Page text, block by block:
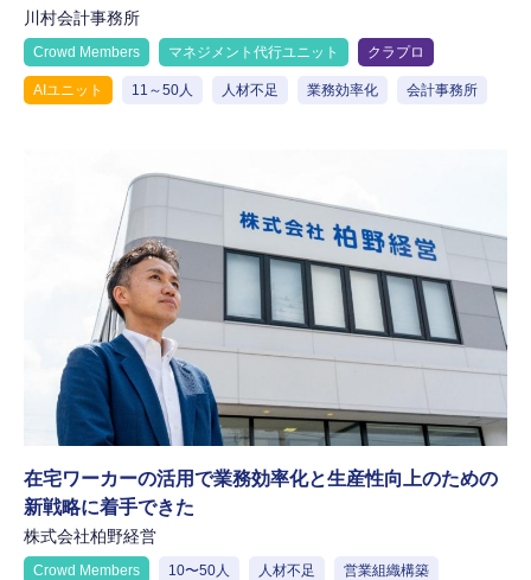
と生産性向上を実現
川村会計事務所
Crowd Members マネジメント代行ユニット クラプロ
AIユニット 11～50人 人材不足 業務効率化 会計事務所
在宅ワーカーの活用で業務効率化と生産性向上のための
新戦略に着手できた
株式会社柏野経営
Crowd Members 10〜50人 人材不足 営業組織構築